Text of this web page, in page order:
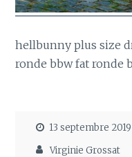
hellbunny plus size
ronde bbw fat ronde
13 septembre 2019
Virginie Grossat